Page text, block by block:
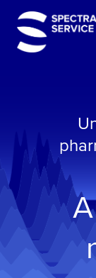
Inhalt
springen